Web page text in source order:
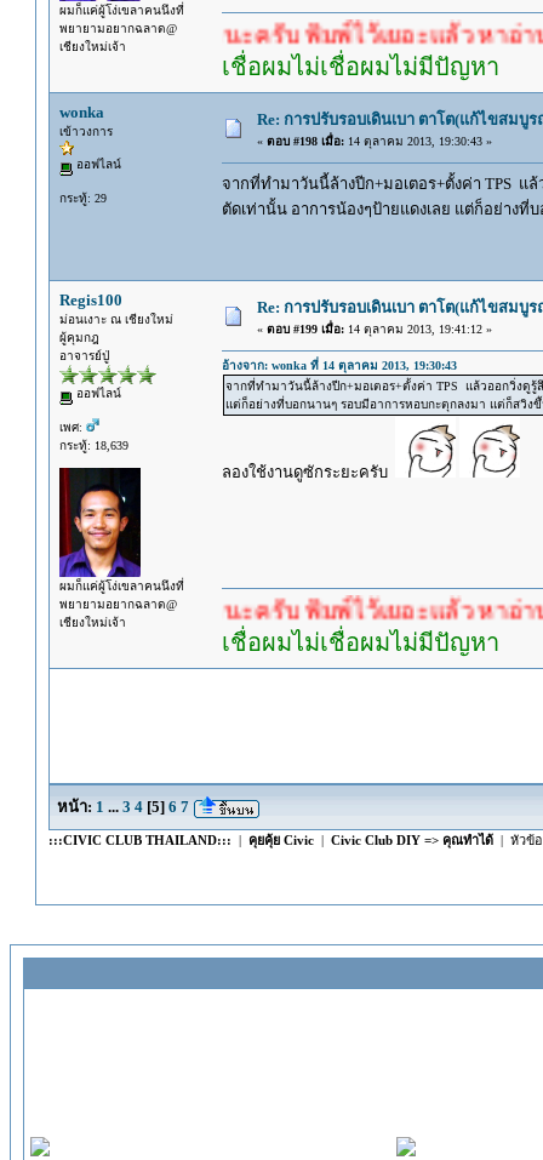
ผมก็แค่ผู้โง่เขลาคนนึงที่
พยายามอยากฉลาด@
เชียงใหม่เจ้า
อคำตอบนะครับ พิมพ์ไว้เยอะแล้ว หาอ่านกันดู
เชื่อผมไม่เชื่อผมไม่มีปัญหา
wonka
เข้าวงการ
ออฟไลน์
กระทู้: 29
Re: การปรับรอบเดินเบา ตาโต(แก้ไขสมบู
« ตอบ #198 เมื่อ:14 ตุลาคม 2013, 19:30:43 »
จากที่ทำมาวันนี้ล้างปีก+มอเตอร+ตั้งค่า TPS แ
ตัดเท่านั้น อาการน้องๆป้ายแดงเลย แต่ก็อย่าง
Regis100
ม่อนเงาะ ณ เชียงใหม่
ผู้คุมกฎ
อาจารย์ปู่
ออฟไลน์
เพศ:
กระทู้: 18,639
ผมก็แค่ผู้โง่เขลาคนนึงที่
พยายามอยากฉลาด@
เชียงใหม่เจ้า
Re: การปรับรอบเดินเบา ตาโต(แก้ไขสมบู
« ตอบ #199 เมื่อ:14 ตุลาคม 2013, 19:41:12 »
อ้างจาก: wonka ที่ 14 ตุลาคม 2013, 19:30:43
จากที่ทำมาวันนี้ล้างปีก+มอเตอร+ตั้งค่า TPS แล้วออกวิ่งดู
แต่ก็อย่างที่บอกนานๆ รอบมีอาการหอบกะตุกลงมา แต่ก็สวิ
ลองใช้งานดูซักระยะครับ
อคำตอบนะครับ พิมพ์ไว้เยอะแล้ว หาอ่านกันดู
เชื่อผมไม่เชื่อผมไม่มีปัญหา
หน้า: 1 ... 3 4[5] 6 7
:::CIVIC CLUB THAILAND::: | คุยคุ้ย Civic| Civic Club DIY => คุณทำได้| หัวข้